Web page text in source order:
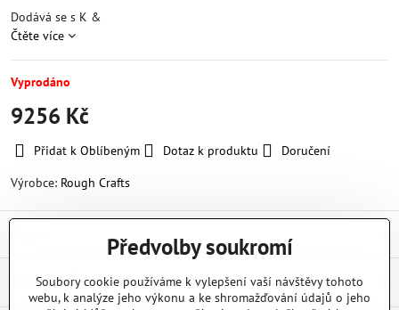
Dodává se s K &
Čtěte více
Vyprodáno
9256 Kč
Přidat k Oblíbeným Dotaz k produktu
Doručení
Výrobce: Rough Crafts
Diskuse 0
Předvolby soukromí
Soubory cookie používáme k vylepšení vaší návštěvy tohoto
webu, k analýze jeho výkonu a ke shromažďování údajů o jeho